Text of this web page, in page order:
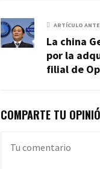
ARTÍCULO
La china
por la
filial de
COMPARTE TU